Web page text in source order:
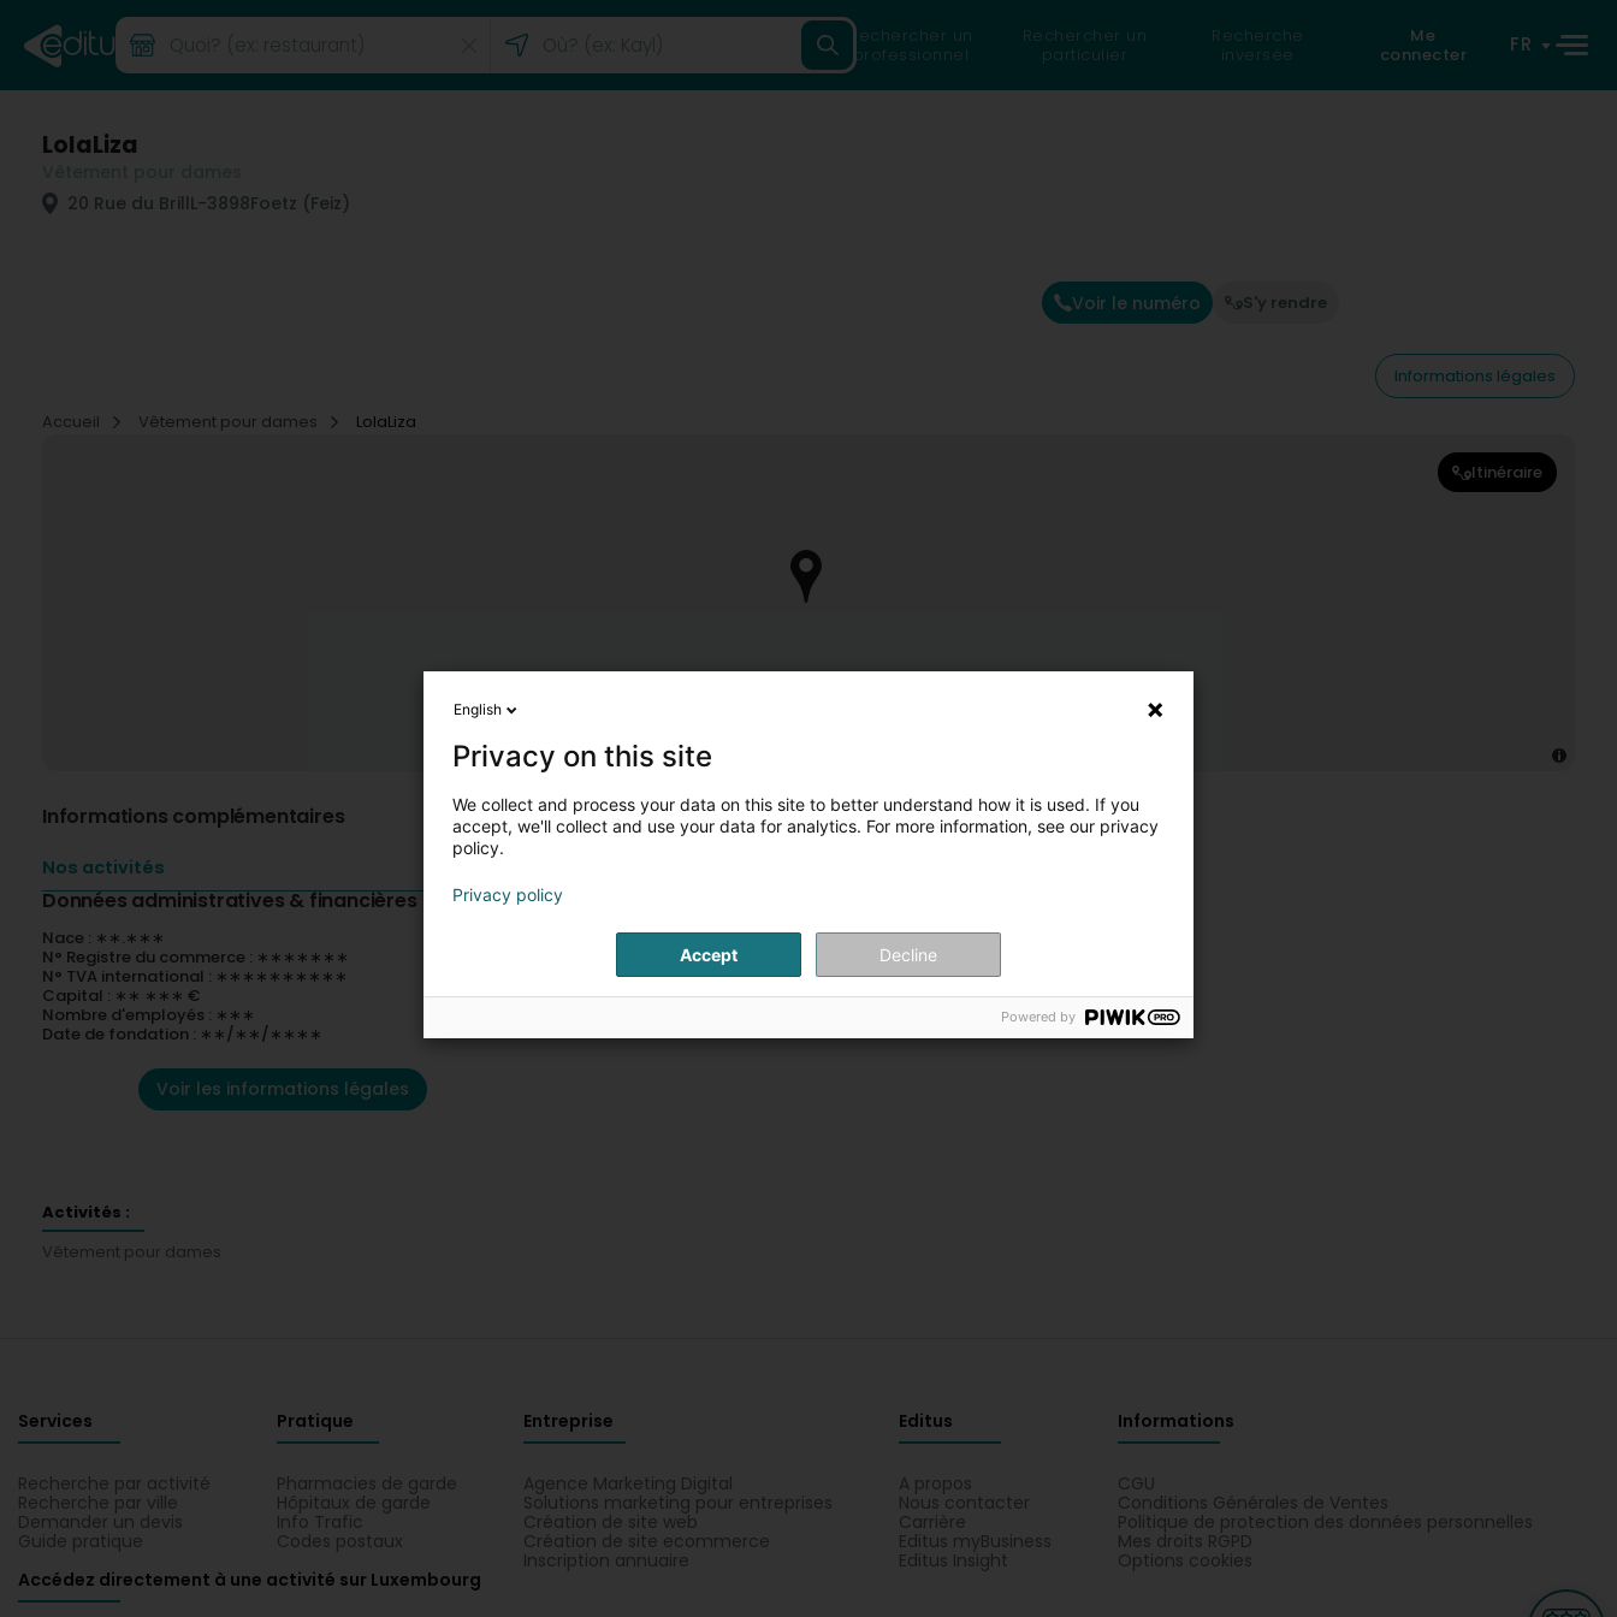
Rechercher un
professionnel
Rechercher un
particulier
Recherche
inversée
Me
connecter
FR
LolaLiza
20 Rue du BrillL-3898Foetz (Feiz)
Voir le numéro S'y rendre
Informations légales
Accueil
Vêtement pour dames LolaLiza
Itinéraire
Informations complémentaires
Nos activités
Données administratives & financières
Nace : ∗∗.∗∗∗
N° Registre du commerce : ∗∗∗∗∗∗∗
N° TVA international : ∗∗∗∗∗∗∗∗∗∗
Capital : ∗∗ ∗∗∗ €
Nombre d'employés : ∗∗∗
Date de fondation : ∗∗/∗∗/∗∗∗∗
Voir les informations légales
Activités :
Vêtement pour dames
Services
Recherche par activité
Recherche par ville
Demander un devis
Guide pratique
Pratique
Pharmacies de garde
Hôpitaux de garde
Info Trafic
Codes postaux
Entreprise
Agence Marketing Digital
Solutions marketing pour entreprises
Création de site web
Création de site ecommerce
Inscription annuaire
Editus
A propos
Nous contacter
Carrière
Editus myBusiness
Editus Insight
Informations
CGU
Conditions Générales de Ventes
Politique de protection des données personnelles
Mes droits RGPD
Options cookies
Accédez directement à une activité sur Luxembourg
English
Privacy on this site
We collect and process your data on this site to better understand how it is used. If you
accept, we'll collect and use your data for analytics. For more information, see our privacy
policy.
Privacy policy
Accept Decline
Powered by